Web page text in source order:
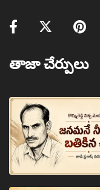
తాజా చేర్పులు